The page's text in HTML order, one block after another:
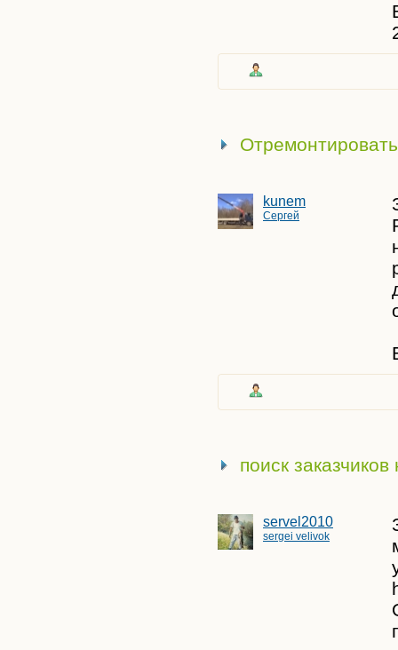
kunem
Сергей
поиск
servel2010
sergei velivok